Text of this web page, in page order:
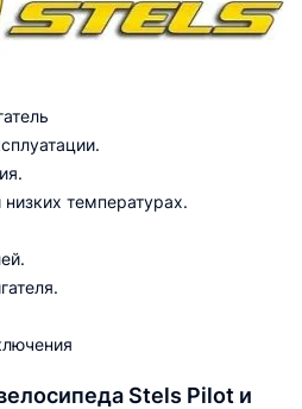
температурах.
Stels Pilot и